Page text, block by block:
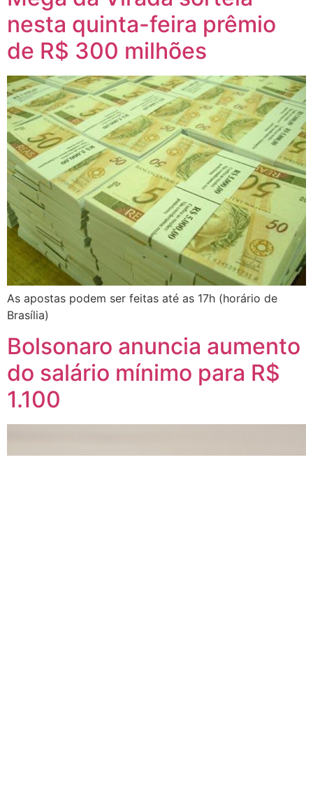
nesta quinta-feira prêmio
de R$ 300 milhões
As apostas podem ser feitas até as 17h (horário de
Brasília)
Bolsonaro anuncia aumento
do salário mínimo para R$
1.100